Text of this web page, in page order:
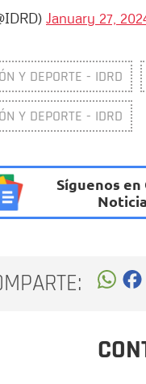
January 27,
Y DEPORTE - IDRD
Y DEPORTE - IDRD
Síguenos en